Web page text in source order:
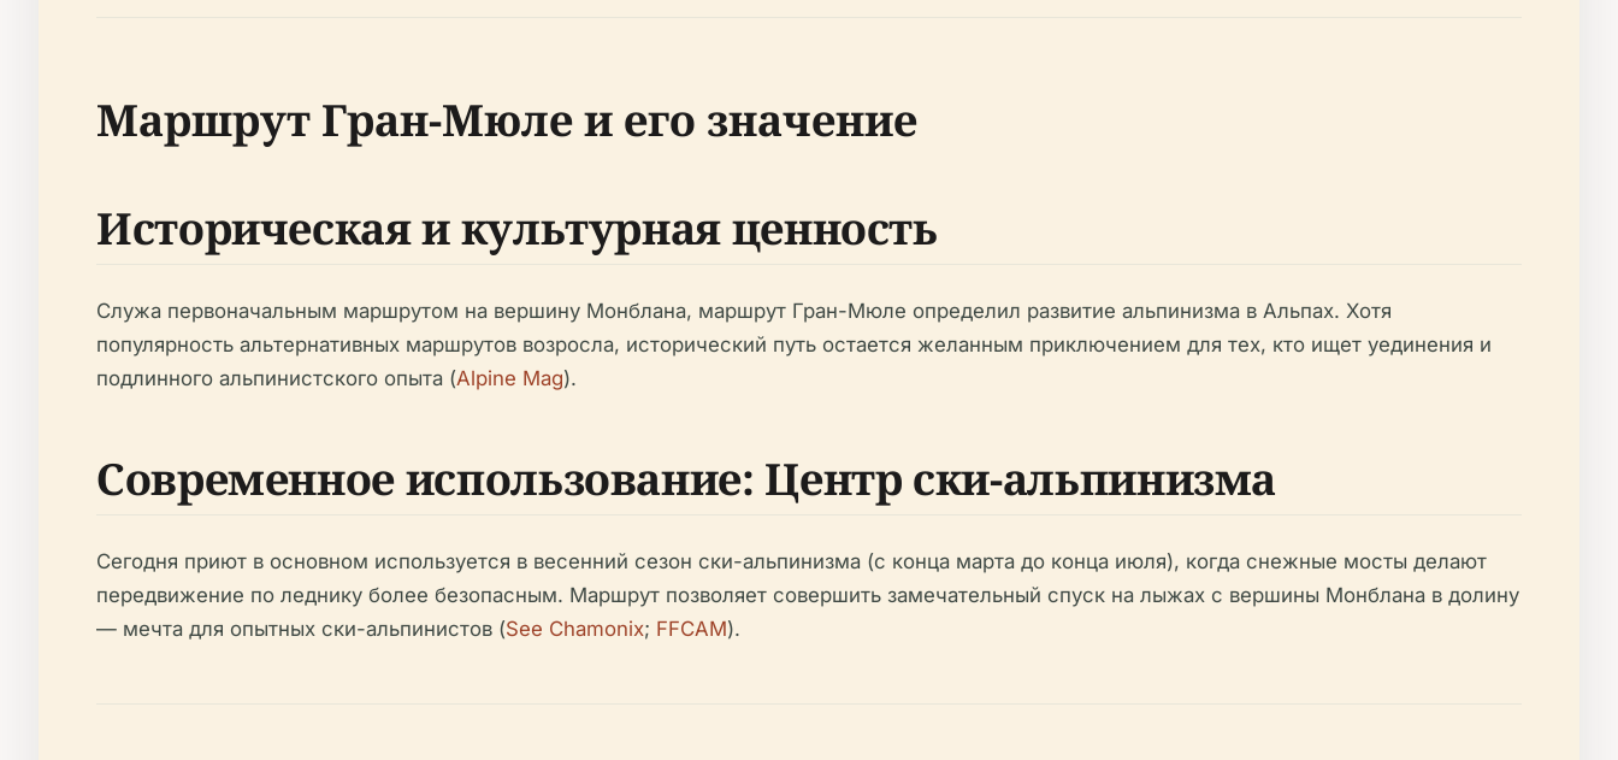
Маршрут Гран-Мюле и его значение
Историческая и культурная ценность
Служа первоначальным маршрутом на вершину Монблана, маршрут Гран-Мюле определил развитие альпинизма в Альпах. Хотя
популярность альтернативных маршрутов возросла, исторический путь остается желанным приключением для тех, кто ищет уединения и
подлинного альпинистского опыта (Alpine Mag).
Современное использование: Центр ски-альпинизма
Сегодня приют в основном используется в весенний сезон ски-альпинизма (с конца марта до конца июля), когда снежные мосты делают
передвижение по леднику более безопасным. Маршрут позволяет совершить замечательный спуск на лыжах с вершины Монблана в долину
— мечта для опытных ски-альпинистов (See Chamonix; FFCAM).